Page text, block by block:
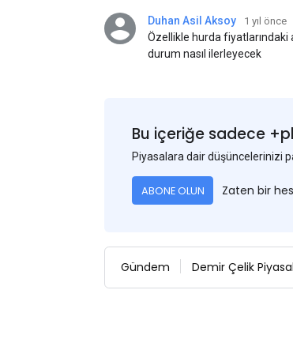
Duhan Asil Aksoy 1 yıl önce
Özellikle hurda fiyatlarındaki
durum nasıl ilerleyecek
Bu içeriğe sadece
Piyasalara dair düşüncelerinizi
ABONE OLUN Zaten bir
Gündem Demir Çelik